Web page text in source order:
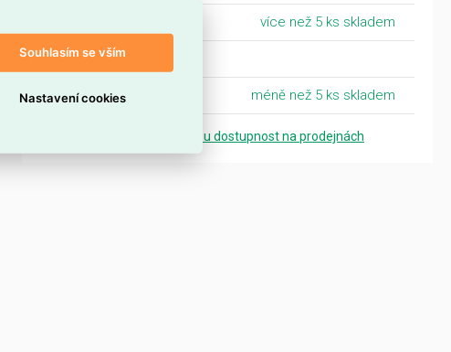
více než 5 ks skladem
Praha
Praha - Strašnice méně než 5 ks skladem
Zobrazit přesnou dostupnost na prodejnách
Souhlasím se vším
Nastavení cookies